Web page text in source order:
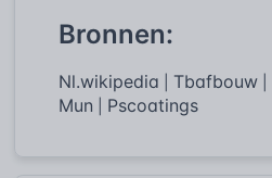
Bronnen:
Nl.wikipedia Tbafbouw
Mun Pscoatings